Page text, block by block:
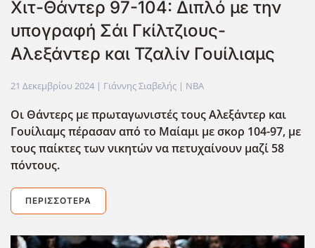
Xιτ-Θάντερ 97-104: Διπλό με την
υπογραφή Σάι Γκίλτζιους-
Αλεξάντερ και Τζαλίν Γουίλιαμς
21 Δεκεμβρίου 2024 | Γιάννης Σιαβελής | NBA
Οι Θάντερς με πρωταγωνιστές τους Αλεξάντερ και
Γουίλιαμς πέρασαν από το Μαίαμι με σκορ 104-97, με
τους παίκτες των νικητών να πετυχαίνουν μαζί 58
πόντους.
ΠΕΡΙΣΣΌΤΕΡΑ